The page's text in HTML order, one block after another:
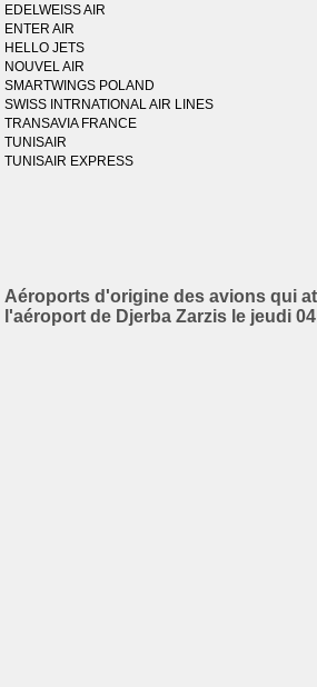
EDELWEISS AIR
ENTER AIR
HELLO JETS
NOUVEL AIR
SMARTWINGS POLAND
SWISS INTRNATIONAL AIR LINES
TRANSAVIA FRANCE
TUNISAIR
TUNISAIR EXPRESS
Aéroports d'origine des avions qui
l'aéroport de Djerba Zarzis le jeudi